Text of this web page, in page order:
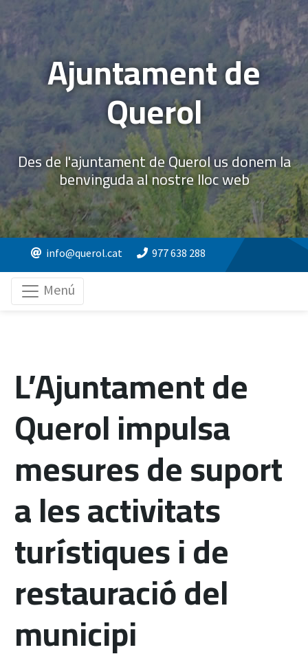
Ajuntament de
Querol
Des de l'ajuntament de Querol us donem la
benvinguda al nostre lloc web
info@querol.cat 977 638 288
Menú
L’Ajuntament de
Querol impulsa
mesures de suport
a les activitats
turístiques i de
restauració del
municipi